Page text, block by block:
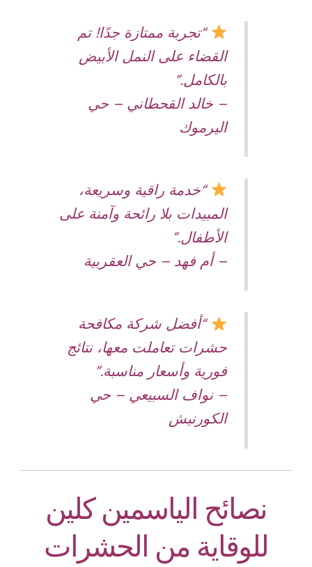
“تجربة ممتازة جدًا! تم
القضاء على النمل الأبيض
بالكامل.”
– خالد القحطاني – حي
اليرموك
“خدمة راقية وسريعة،
المبيدات بلا رائحة وآمنة على
الأطفال.”
– أم فهد – حي العقربية
“أفضل شركة مكافحة
حشرات تعاملت معها، نتائج
فورية وأسعار مناسبة.”
– نواف السبيعي – حي
الكورنيش
نصائح الياسمين كلين
للوقاية من الحشرات